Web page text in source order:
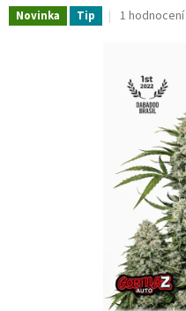
Novinka Tip
Průměrné
5,0
hvězdiček.
1 hodnocení